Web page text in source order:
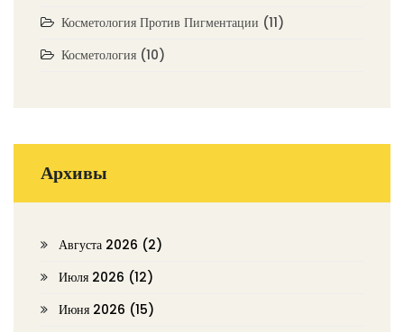
Косметология Против Пигментации (11)
Косметология (10)
Архивы
Августа 2026 (2)
Июля 2026 (12)
Июня 2026 (15)